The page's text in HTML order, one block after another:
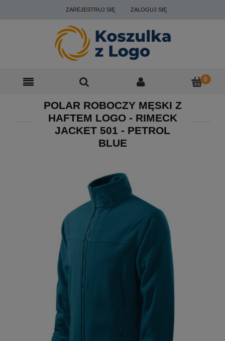
ZAREJESTRUJ SIĘ ZALOGUJ SIĘ
POLAR ROBOCZY MĘSKI Z
HAFTEM LOGO - RIMECK
JACKET 501 - PETROL
BLUE